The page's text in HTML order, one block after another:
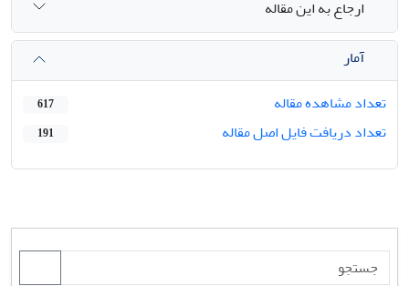
ارجاع به این مقاله
آمار
تعداد مشاهده مقاله
617
تعداد دریافت فایل اصل مقاله 191